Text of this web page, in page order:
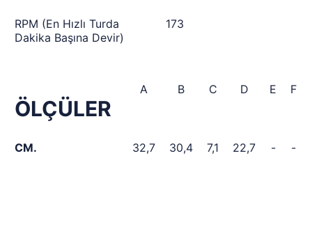
RPM (En Hızlı Turda
Dakika Başına Devir)
173
ÖLÇÜLER
A B C D E F
CM. 32,7 30,4 7,1 22,7 - -